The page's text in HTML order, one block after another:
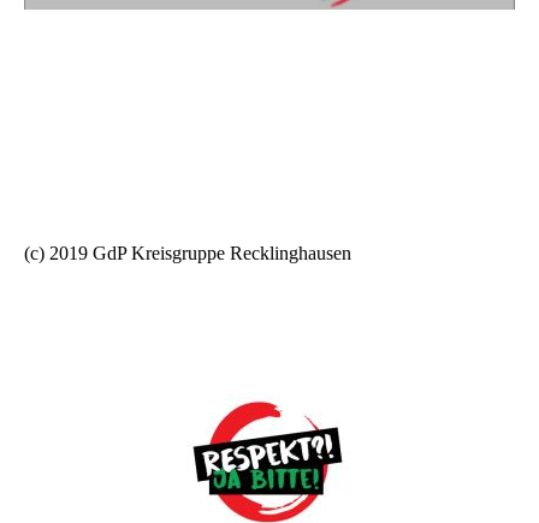
(c) 2019 GdP Kreisgruppe Recklinghausen